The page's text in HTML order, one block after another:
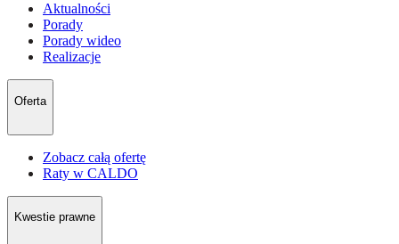
Aktualności
Porady
Porady wideo
Realizacje
Oferta
Zobacz całą ofertę
Raty w CALDO
Kwestie prawne